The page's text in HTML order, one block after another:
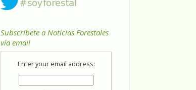
Subscríbete a Noticias Forestales
vía email
Enter your email address: